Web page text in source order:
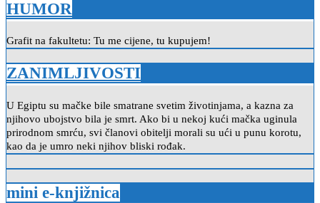
HUMOR
Grafit na fakultetu: Tu me cijene, tu kupujem!
ZANIMLJIVOSTI
U Egiptu su mačke bile smatrane svetim životinjama, a kazna za
njihovo ubojstvo bila je smrt. Ako bi u nekoj kući mačka uginula
prirodnom smrću, svi članovi obitelji morali su ući u punu korotu,
kao da je umro neki njihov bliski rođak.
mini e-knjižnica